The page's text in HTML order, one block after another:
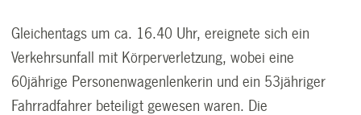
Gleichentags um ca. 16.40 Uhr, ereignete sich ein
Verkehrsunfall mit Körperverletzung, wobei eine
60jährige Personenwagenlenkerin und ein 53jähriger
Fahrradfahrer beteiligt gewesen waren. Die